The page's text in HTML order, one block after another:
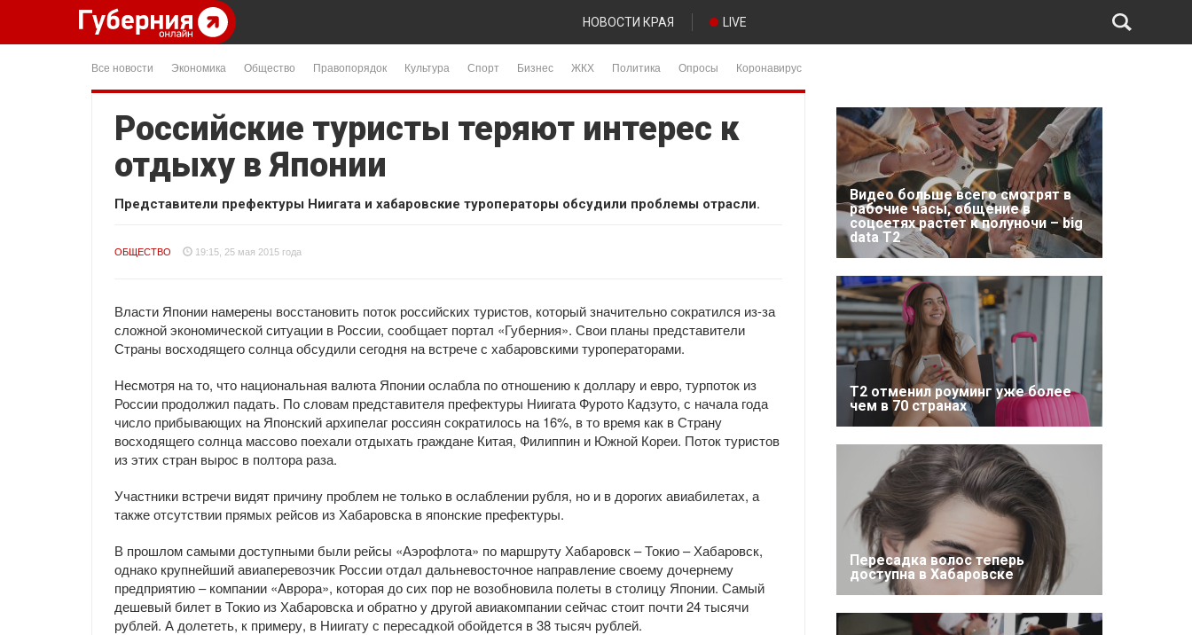
НОВОСТИ КРАЯ LIVE
Все новости Экономика Общество Правопорядок Культура Спорт Бизнес ЖКХ Политика Опросы Коронавирус
Российские туристы теряют интерес к
отдыху в Японии
Представители префектуры Ниигата и хабаровские туроператоры обсудили проблемы отрасли.
ОБЩЕСТВО 19:15, 25 мая 2015 года
Власти Японии намерены восстановить поток российских туристов, который значительно сократился из-за
сложной экономической ситуации в России, сообщает портал «Губерния». Свои планы представители
Страны восходящего солнца обсудили сегодня на встрече с хабаровскими туроператорами.
Несмотря на то, что национальная валюта Японии ослабла по отношению к доллару и евро, турпоток из
России продолжил падать. По словам представителя префектуры Ниигата Фурото Кадзуто, с начала года
число прибывающих на Японский архипелаг россиян сократилось на 16%, в то время как в Страну
восходящего солнца массово поехали отдыхать граждане Китая, Филиппин и Южной Кореи. Поток туристов
из этих стран вырос в полтора раза.
Участники встречи видят причину проблем не только в ослаблении рубля, но и в дорогих авиабилетах, а
также отсутствии прямых рейсов из Хабаровска в японские префектуры.
В прошлом самыми доступными были рейсы «Аэрофлота» по маршруту Хабаровск – Токио – Хабаровск,
однако крупнейший авиаперевозчик России отдал дальневосточное направление своему дочернему
предприятию – компании «Аврора», которая до сих пор не возобновила полеты в столицу Японии. Самый
дешевый билет в Токио из Хабаровска и обратно у другой авиакомпании сейчас стоит почти 24 тысячи
рублей. А долететь, к примеру, в Ниигату с пересадкой обойдется в 38 тысяч рублей.
Видео больше всего смотрят в
рабочие часы, общение в
соцсетях растет к полуночи – big
data T2
Т2 отменил роуминг уже более
чем в 70 странах
Пересадка волос теперь
доступна в Хабаровске